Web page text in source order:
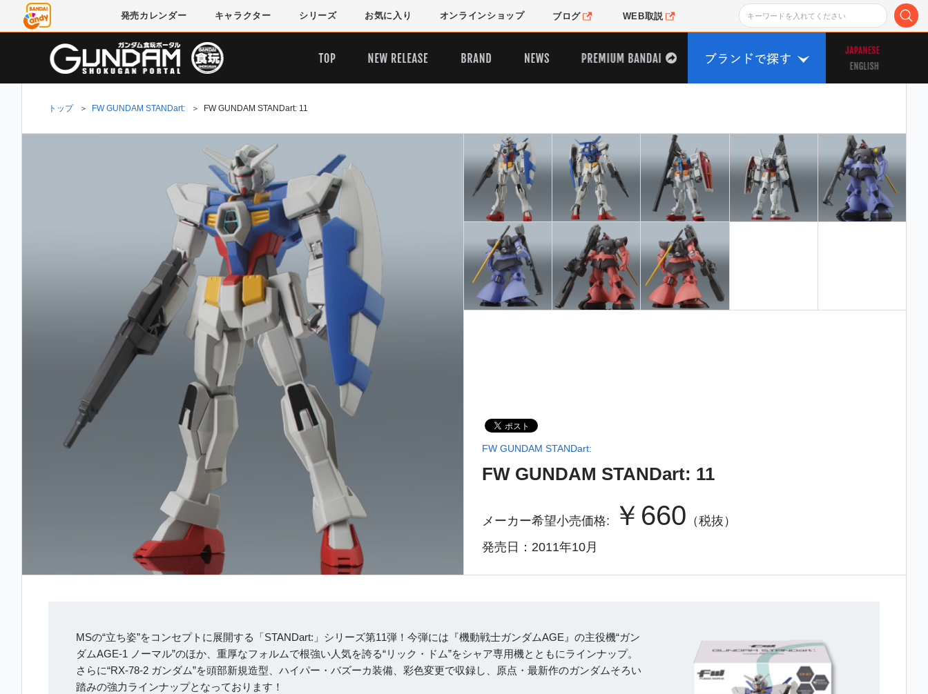
発売カレンダー キャラクター シリーズ お気に入り オンラインショップ ブログ WEB取説
トップ ＞ FW GUNDAM STANDart: ＞ FW GUNDAM STANDart: 11
FW GUNDAM STANDart:
FW GUNDAM STANDart: 11
メーカー希望小売価格: ￥660 （税抜）
発売日：2011年10月
MSの“立ち姿”をコンセプトに展開する「STANDart:」シリーズ第11弾！今弾には『機動戦士ガンダムAGE』の主役機“ガン
ダムAGE-1 ノーマル”のほか、重厚なフォルムで根強い人気を誇る“リック・ドム”をシャア専用機とともにラインナップ。
さらに“RX-78-2 ガンダム”を頭部新規造型、ハイパー・バズーカ装備、彩色変更で収録し、原点・最新作のガンダムそろい
踏みの強力ラインナップとなっております！